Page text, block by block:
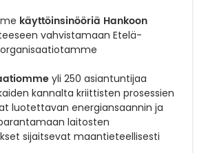
käyttöinsinööriä Hankoon
vahvistamaan Etelä-
yli 250 asiantuntijaa
kannalta kriittisten prosessien
luotettavan energiansaannin ja
laitosten
sijaitsevat maantieteellisesti